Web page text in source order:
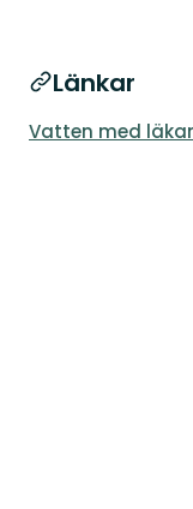
Länkar
Vatten med